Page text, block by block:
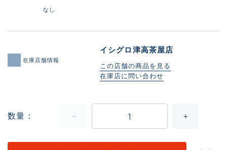
なし
在庫店舗情報
イシグロ津高茶屋店
この店舗の商品を見る
在庫店に問い合わせ
数量